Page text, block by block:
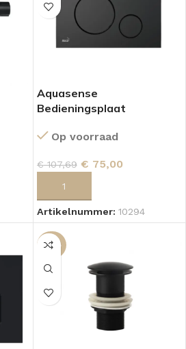
Aquasense
Bedieningsplaat
Op voorraad
€107,69 € 75,00
Artikelnummer: 10294
-43%